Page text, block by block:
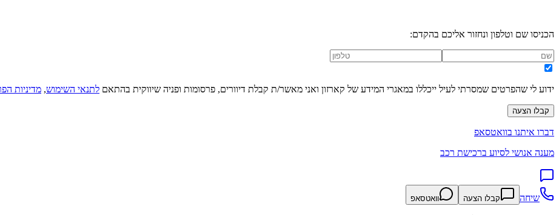
הכניסו שם וטלפון ונחזור אליכם בהקדם:
ידוע לי שהפרטים שמסרתי לעיל ייכללו במאגרי המידע של קארזון ואני מאשר/ת קבלת דיוורים, פרסומות ופניה שיווקית בהתאם לתנאי השימוש, מדיניות
קבלו הצעה
דברו איתנו בוואטסאפ
מענה אנושי לסיוע ברכישת רכב
שיחה קבלו הצעה וואטסאפ